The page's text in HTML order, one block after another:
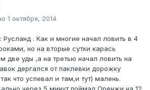
1 октября, 2014
. Как и многие начал ловить в 4
но на вторые сутки карась
две уды ,а на третью начал ловить на
дергался от паклевки дорожку
что успевал и там,и тут) малень.